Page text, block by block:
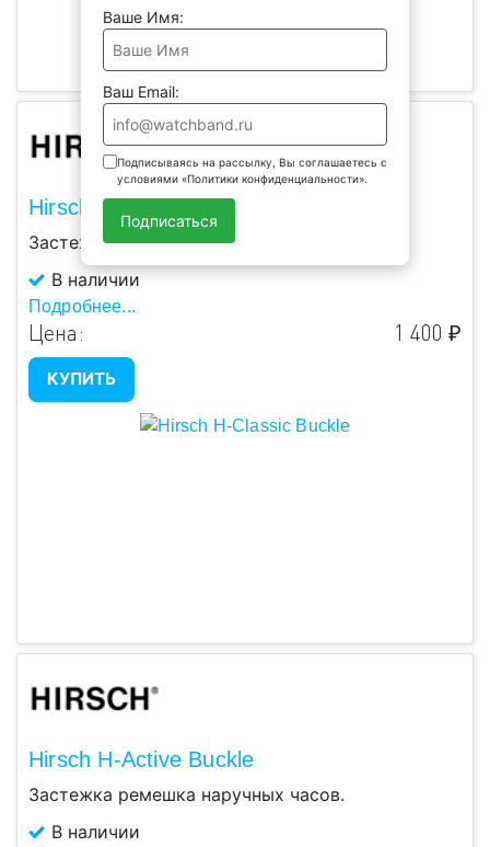
Ваше Имя:
Ваш Email:
Подписываясь на рассылку, Вы соглашаетесь с
условиями «Политики конфиденциальности».
Подписаться
Hirsch H-Classic Buckle
Застежка ремешка наручных часов.
В наличии
Подробнее...
Цена: 1 400 ₽
КУПИТЬ
Hirsch H-Active Buckle
Застежка ремешка наручных часов.
В наличии